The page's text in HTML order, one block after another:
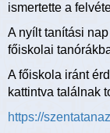
ismertette a
A nyílt tanítási
főiskolai
A főiskola iránt
kattintva találnak
https://